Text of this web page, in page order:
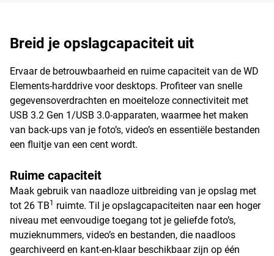
Breid je opslagcapaciteit uit
Ervaar de betrouwbaarheid en ruime capaciteit van de WD
Elements-harddrive voor desktops. Profiteer van snelle
gegevensoverdrachten en moeiteloze connectiviteit met
USB 3.2 Gen 1/USB 3.0-apparaten, waarmee het maken
van back-ups van je foto’s, video’s en essentiële bestanden
een fluitje van een cent wordt.
Ruime capaciteit
Maak gebruik van naadloze uitbreiding van je opslag met
tot 26 TB1
ruimte. Til je opslagcapaciteiten naar een hoger
niveau met eenvoudige toegang tot je geliefde foto’s,
muzieknummers, video’s en bestanden, die naadloos
gearchiveerd en kant-en-klaar beschikbaar zijn op één